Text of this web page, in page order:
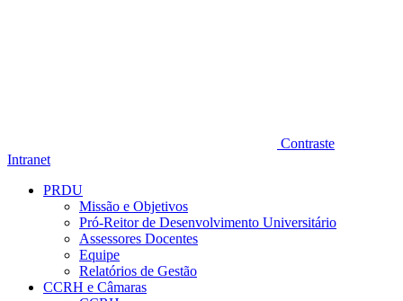
Contraste
Intranet
PRDU
Missão e Objetivos
Pró-Reitor de Desenvolvimento Universitário
Assessores Docentes
Equipe
Relatórios de Gestão
CCRH e Câmaras